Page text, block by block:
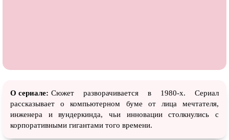
О сериале: Сюжет разворачивается в 1980-х. Сериал
рассказывает о компьютерном буме от лица мечтателя,
инженера и вундеркинда, чьи инновации столкнулись с
корпоративными гигантами того времени.